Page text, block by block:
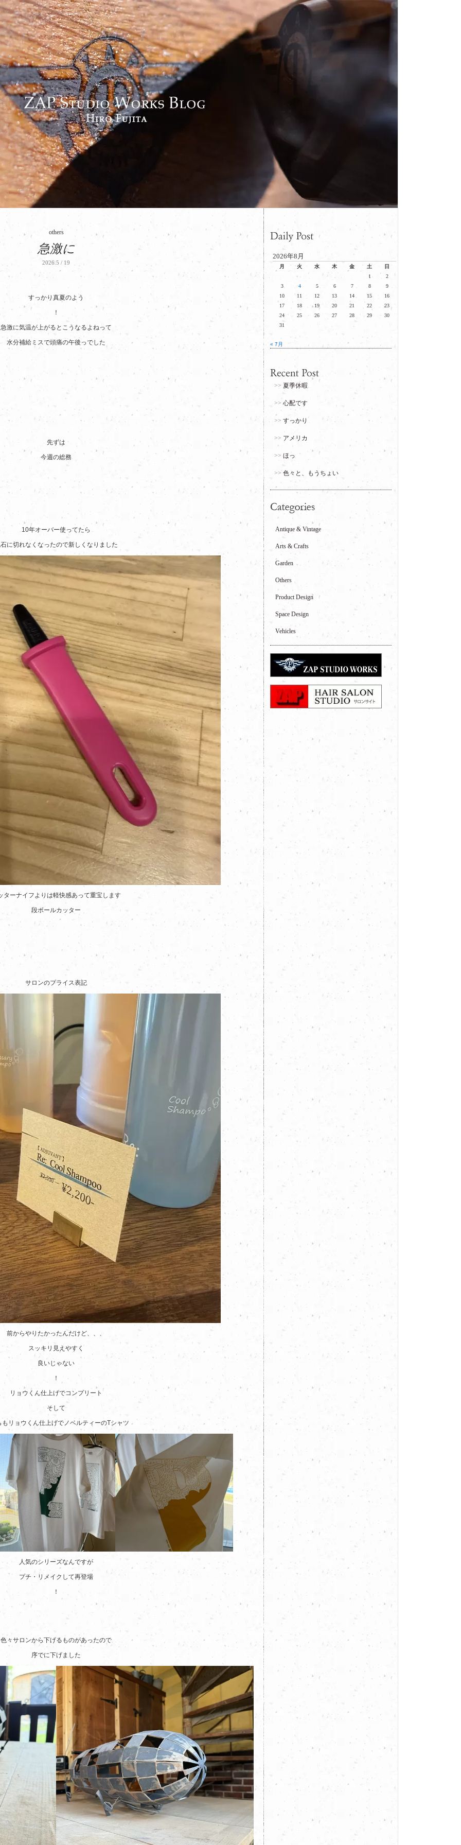
others
急激に
2026.5 / 19
すっかり真夏のよう
！
急激に気温が上がるとこうなるよねって
水分補給ミスで頭痛の午後っでした
先ずは
今週の総務
10年オーバー使ってたら
に切れなくなったので新しくなりました
ターナイフよりは軽快感あって重宝します
段ボールカッター
サロンのプライス表記
前からやりたかったんだけど、、、
スッキリ見えやすく
良いじゃない
！
リョウくん仕上げでコンプリート
そして
もリョウくん仕上げでノベルティーのTシャツ
人気のシリーズなんですが
プチ・リメイクして再登場
！
色々サロンから下げるものがあったので
序でに下げました
2026年8月
月 火 水 木 金 土
日
1
2
3
4 5 6 7 8
9
10
11 12 13 14 15
16
17
18 19 20 21 22
23
24
25 26 27 28 29
30
31
« 7月
夏季休暇
心配です
すっかり
アメリカ
ほっ
色々と、もうちょい
Antique & Vintage
Arts & Crafts
Garden
Others
Product Design
Space Design
Vehicles